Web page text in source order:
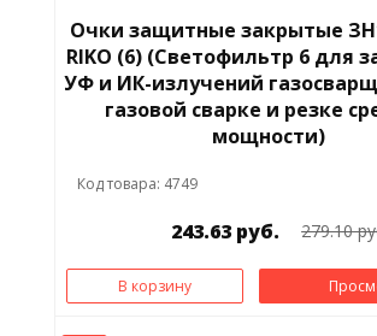
Очки защитные закрытые
RIKO (6) (Светофильтр 6 для
УФ и ИК-излучений
газовой сварке и резке
мощности)
Код товара: 4749
243.63 руб. 279.10
В корзину